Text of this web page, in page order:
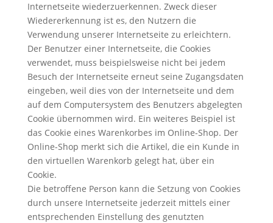
Internetseite wiederzuerkennen. Zweck dieser
Wiedererkennung ist es, den Nutzern die
Verwendung unserer Internetseite zu erleichtern.
Der Benutzer einer Internetseite, die Cookies
verwendet, muss beispielsweise nicht bei jedem
Besuch der Internetseite erneut seine Zugangsdaten
eingeben, weil dies von der Internetseite und dem
auf dem Computersystem des Benutzers abgelegten
Cookie übernommen wird. Ein weiteres Beispiel ist
das Cookie eines Warenkorbes im Online-Shop. Der
Online-Shop merkt sich die Artikel, die ein Kunde in
den virtuellen Warenkorb gelegt hat, über ein
Cookie.
Die betroffene Person kann die Setzung von Cookies
durch unsere Internetseite jederzeit mittels einer
entsprechenden Einstellung des genutzten